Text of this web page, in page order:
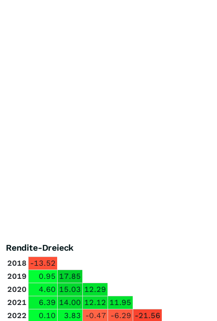
Rendite-Dreieck
2018 -13.52
2019
0.95 17.85
2020
4.60 15.03 12.29
2021
6.39 14.00 12.12 11.95
2022
0.10 3.83 -0.47 -6.29 -21.56